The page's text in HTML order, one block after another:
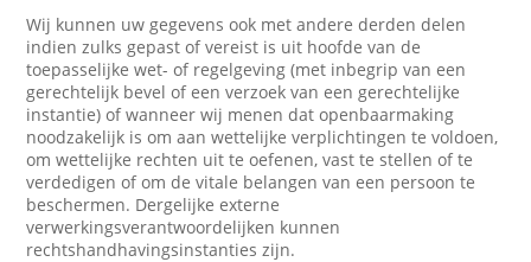
Wij kunnen uw gegevens ook met andere derden delen
indien zulks gepast of vereist is uit hoofde van de
toepasselijke wet- of regelgeving (met inbegrip van een
gerechtelijk bevel of een verzoek van een gerechtelijke
instantie) of wanneer wij menen dat openbaarmaking
noodzakelijk is om aan wettelijke verplichtingen te voldoen,
om wettelijke rechten uit te oefenen, vast te stellen of te
verdedigen of om de vitale belangen van een persoon te
beschermen. Dergelijke externe
verwerkingsverantwoordelijken kunnen
rechtshandhavingsinstanties zijn.